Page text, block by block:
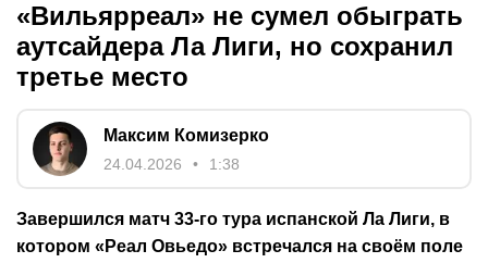
«Вильярреал» не сумел обыграть
аутсайдера Ла Лиги, но сохранил
третье место
Максим Комизерко
24.04.2026 1:38
Завершился матч 33-го тура испанской Ла Лиги, в
котором «Реал Овьедо» встречался на своём поле